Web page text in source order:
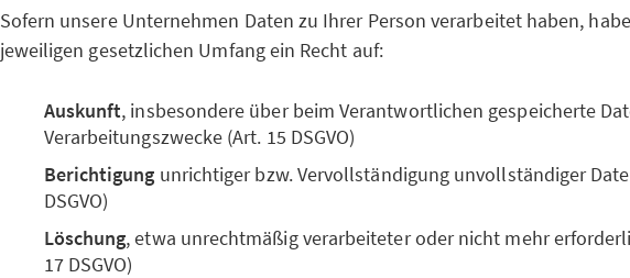
Sofern unsere Unternehmen Daten zu Ihrer Person verarbeitet haben,
jeweiligen gesetzlichen Umfang ein Recht auf:
Auskunft, insbesondere über beim Verantwortlichen gespeicherte
Verarbeitungszwecke (Art. 15 DSGVO)
Berichtigung unrichtiger bzw. Vervollständigung unvollständiger
DSGVO)
Löschung, etwa unrechtmäßig verarbeiteter oder nicht mehr
17 DSGVO)